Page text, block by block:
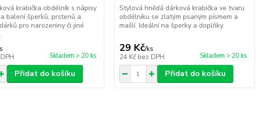
krabička obdélník s nápisy
balení šperků, prstenů a
pro narozeniny či jiné
Skladem > 20 ks
Přidat do košíku
Stylová hnědá dárková krabička ve tvaru
obdélníku se zlatým psaným písmem a
mašlí. Ideální na šperky a doplňky.
29 Kč/ks
24 Kč bez DPH Skladem > 20 ks
Přidat do košíku